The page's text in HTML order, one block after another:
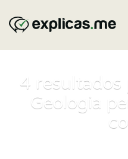
4 resultados
Geologia